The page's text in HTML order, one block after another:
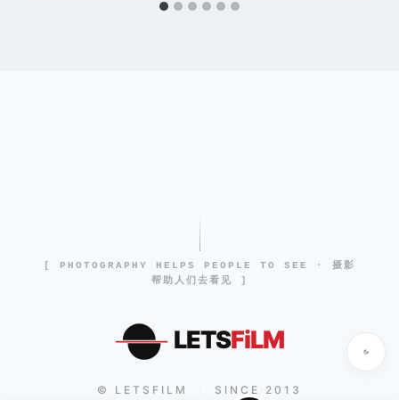
[ PHOTOGRAPHY HELPS PEOPLE TO SEE · 摄影
帮助人们去看见 ]
LETSFiLM
© LETSFILM SINCE 2013